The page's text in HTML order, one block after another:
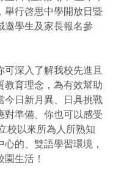
舉行啓思中學開放日暨
邀學生及家長報名參
可深入了解我校先進且
教育理念，為有效幫助
今日新月異、日具挑戰
對準備。你也可以感受
校以來所為人所熟知
心的、雙語學習環境，
生活！